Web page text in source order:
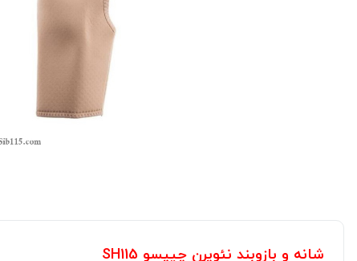
شانه و بازوبند نئوپرن چیپسو SH115